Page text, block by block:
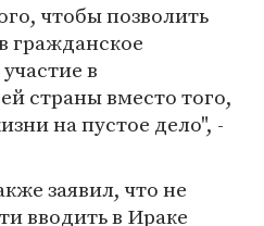
чтобы позволить
гражданское
в
страны вместо того,
на пустое дело", -
заявил, что не
вводить в Ираке